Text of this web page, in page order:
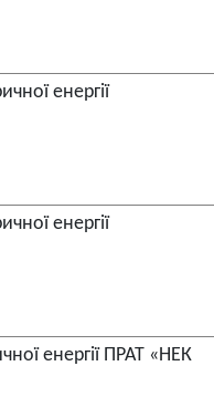
енергії
енергії
енергії ПРАТ «НЕК